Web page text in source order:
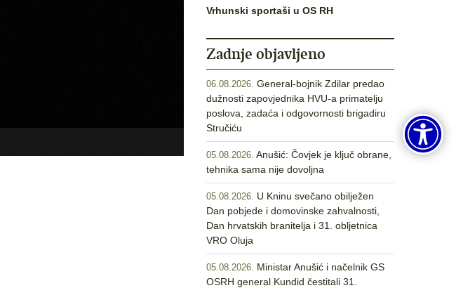
Vrhunski sportaši u OS RH
Zadnje objavljeno
06.08.2026. General-bojnik Zdilar predao
dužnosti zapovjednika HVU-a primatelju
poslova, zadaća i odgovornosti brigadiru
Stručiću
05.08.2026. Anušić: Čovjek je ključ obrane,
tehnika sama nije dovoljna
05.08.2026. U Kninu svečano obilježen
Dan pobjede i domovinske zahvalnosti,
Dan hrvatskih branitelja i 31. obljetnica
VRO Oluja
05.08.2026. Ministar Anušić i načelnik GS
OSRH general Kundid čestitali 31.